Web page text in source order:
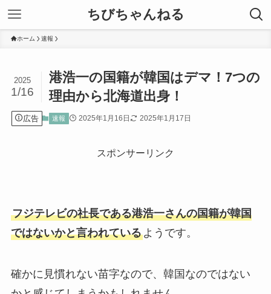
ちびちゃんねる
ホーム 速報
港浩一の国籍が韓国はデマ！7つの
理由から北海道出身！
2025
1/16
広告 速報 2025年1月16日 2025年1月17日
スポンサーリンク
フジテレビの社長である港浩一さんの国籍が韓国
ではないかと言われているようです。
確かに見慣れない苗字なので、韓国なのではない